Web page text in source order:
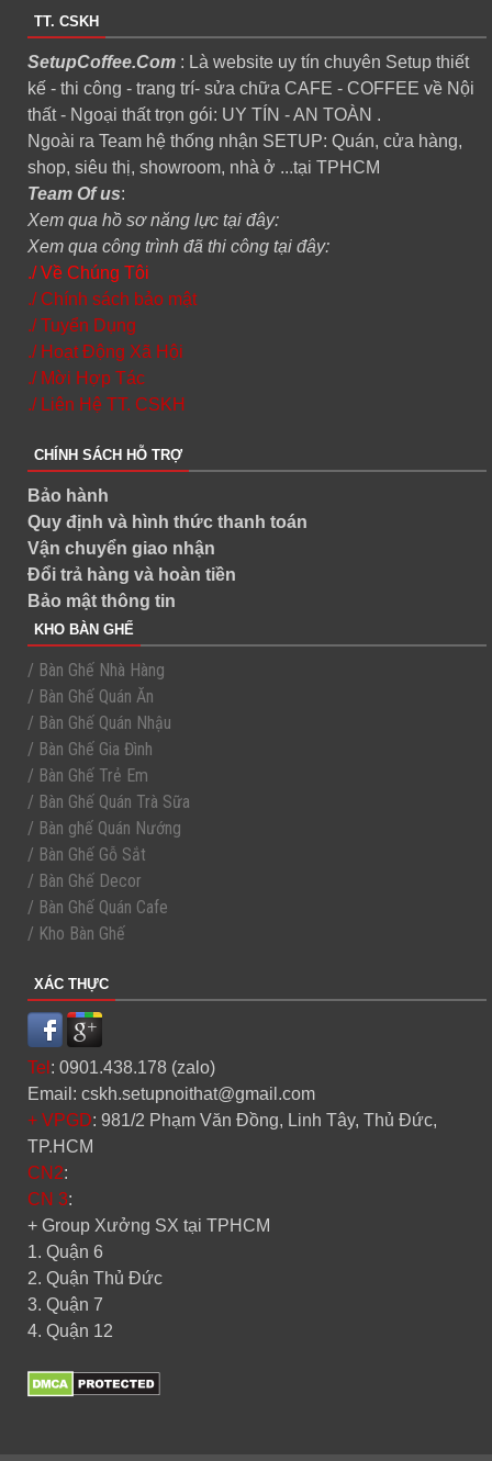
TT. CSKH
SetupCoffee.Com : Là website uy tín chuyên Setup thiết
kế - thi công - trang trí- sửa chữa CAFE - COFFEE về Nội
thất - Ngoại thất trọn gói: UY TÍN - AN TOÀN .
Ngoài ra Team hệ thống nhận SETUP: Quán, cửa hàng,
shop, siêu thị, showroom, nhà ở ...tại TPHCM
Team Of us:
Xem qua hồ sơ năng lực tại đây:
Xem qua công trình đã thi công tại đây:
./ Về Chúng Tôi
./ Chính sách bảo mật
./ Tuyển Dụng
./ Hoạt Động Xã Hội
./ Mời Hợp Tác
./ Liên Hệ TT. CSKH
CHÍNH SÁCH HỖ TRỢ
Bảo hành
Quy định và hình thức thanh toán
Vận chuyển giao nhận
Đổi trả hàng và hoàn tiền
Bảo mật thông tin
KHO BÀN GHẾ
/ Bàn Ghế Nhà Hàng
/ Bàn Ghế Quán Ăn
/ Bàn Ghế Quán Nhậu
/ Bàn Ghế Gia Đình
/ Bàn Ghế Trẻ Em
/ Bàn Ghế Quán Trà Sữa
/ Bàn ghế Quán Nướng
/ Bàn Ghế Gỗ Sắt
/ Bàn Ghế Decor
/ Bàn Ghế Quán Cafe
/ Kho Bàn Ghế
XÁC THỰC
Tel : 0901.438.178 (zalo)
Email: cskh.setupnoithat@gmail.com
+ VPGD: 981/2 Phạm Văn Đồng, Linh Tây, Thủ Đức,
TP.HCM
CN2:
CN 3:
+ Group Xưởng SX tại TPHCM
1. Quận 6
2. Quận Thủ Đức
3. Quận 7
4. Quận 12